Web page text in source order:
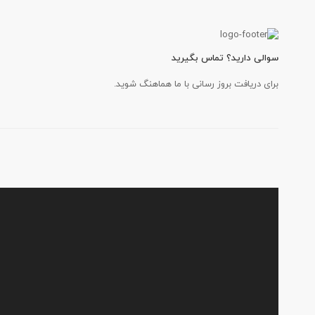
سوالی دارید؟ تماس بگیرید
برای دریافت بروز رسانی با ما هماهنگ شوید.